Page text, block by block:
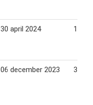
30 april 2024 13
06 december 2023 31